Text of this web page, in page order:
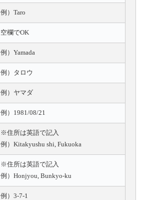
例）Taro
空欄でOK
例）Yamada
例）タロウ
例）ヤマダ
例）1981/08/21
※住所は英語で記入
例）Kitakyushu shi, Fukuoka
※住所は英語で記入
例）Honjyou, Bunkyo-ku
例）3-7-1